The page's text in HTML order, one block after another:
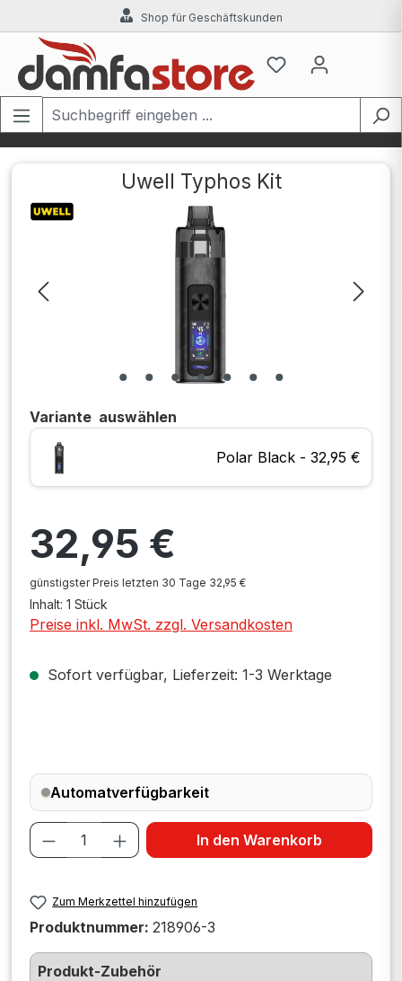
Zum Hauptinhalt springenShop für Geschäftskunden
Uwell Typhos Kit
Bildergalerie überspringen
Variante auswählen
Polar Black - 32,95 €
32,95 €
günstigster Preis letzten 30 Tage 32,95 €
Inhalt: 1 Stück
Preise inkl. MwSt. zzgl. Versandkosten
Sofort verfügbar, Lieferzeit: 1-3 Werktage
Automatverfügbarkeit
Produkt Anzahl: Gib den
In den Warenkorb
Zum Merkzettel hinzufügen
Produktnummer: 218906-3
Produkt-Zubehör